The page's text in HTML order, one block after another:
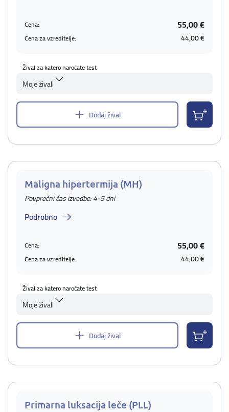
Cena: 55,00 €
Cena za vzreditelje: 44,00 €
Žival za katero naročate test
Moje živali
Dodaj žival
Maligna hipertermija (MH)
Povprečni čas izvedbe: 4-5 dni
Podrobno
Cena: 55,00 €
Cena za vzreditelje: 44,00 €
Žival za katero naročate test
Moje živali
Dodaj žival
Primarna luksacija leče (PLL)